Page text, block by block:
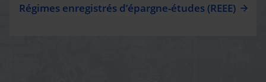
Régimes enregistrés d’épargne-études (REEE)